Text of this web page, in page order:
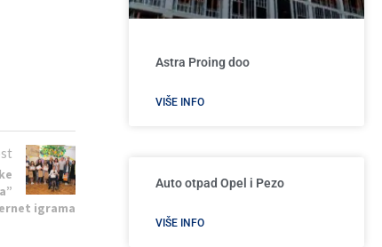
igrama
Astra Proing doo
VIŠE INFO
Auto otpad Opel i Pezo
VIŠE INFO